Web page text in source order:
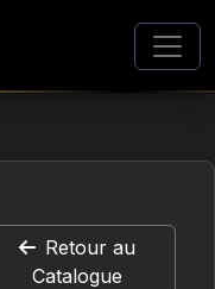
Retour au
Catalogue